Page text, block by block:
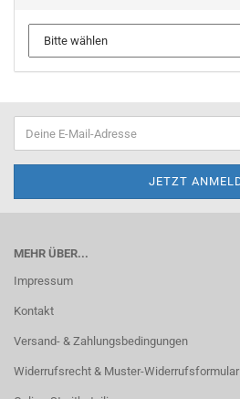
MEHR ÜBER...
Impressum
Kontakt
Versand- & Zahlungsbedingungen
Widerrufsrecht & Muster-Widerrufsformular